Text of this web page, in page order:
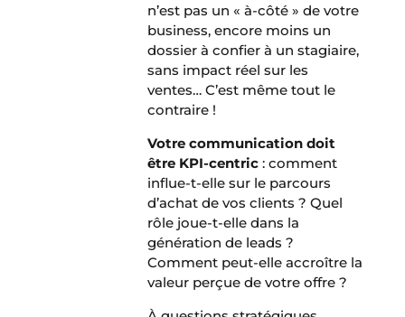
n’est pas un « à-côté » de votre
business, encore moins un
dossier à confier à un stagiaire,
sans impact réel sur les
ventes… C’est même tout le
contraire !
Votre communication doit
être KPI-centric : comment
influe-t-elle sur le parcours
d’achat de vos clients ? Quel
rôle joue-t-elle dans la
génération de leads ?
Comment peut-elle accroître la
valeur perçue de votre offre ?